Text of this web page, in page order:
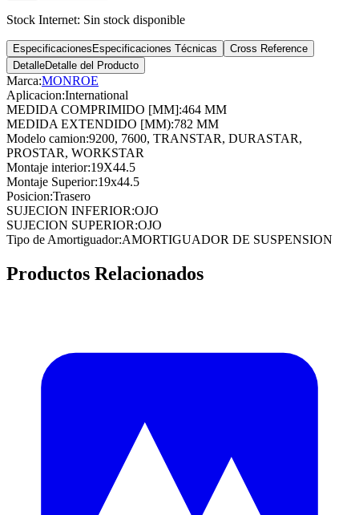
Stock Internet: Sin stock disponible
Especificaciones Especificaciones Técnicas
Cross Reference
DetalleDetalle del Producto
Marca:MONROE
Aplicacion:International
MEDIDA COMPRIMIDO [MM]:464 MM
MEDIDA EXTENDIDO [MM):782 MM
Modelo camion:9200, 7600, TRANSTAR, DURASTAR,
PROSTAR, WORKSTAR
Montaje interior:19X44.5
Montaje Superior:19x44.5
Posicion:Trasero
SUJECION INFERIOR:OJO
SUJECION SUPERIOR:OJO
Tipo de Amortiguador:AMORTIGUADOR DE SUSPENSION
Productos Relacionados